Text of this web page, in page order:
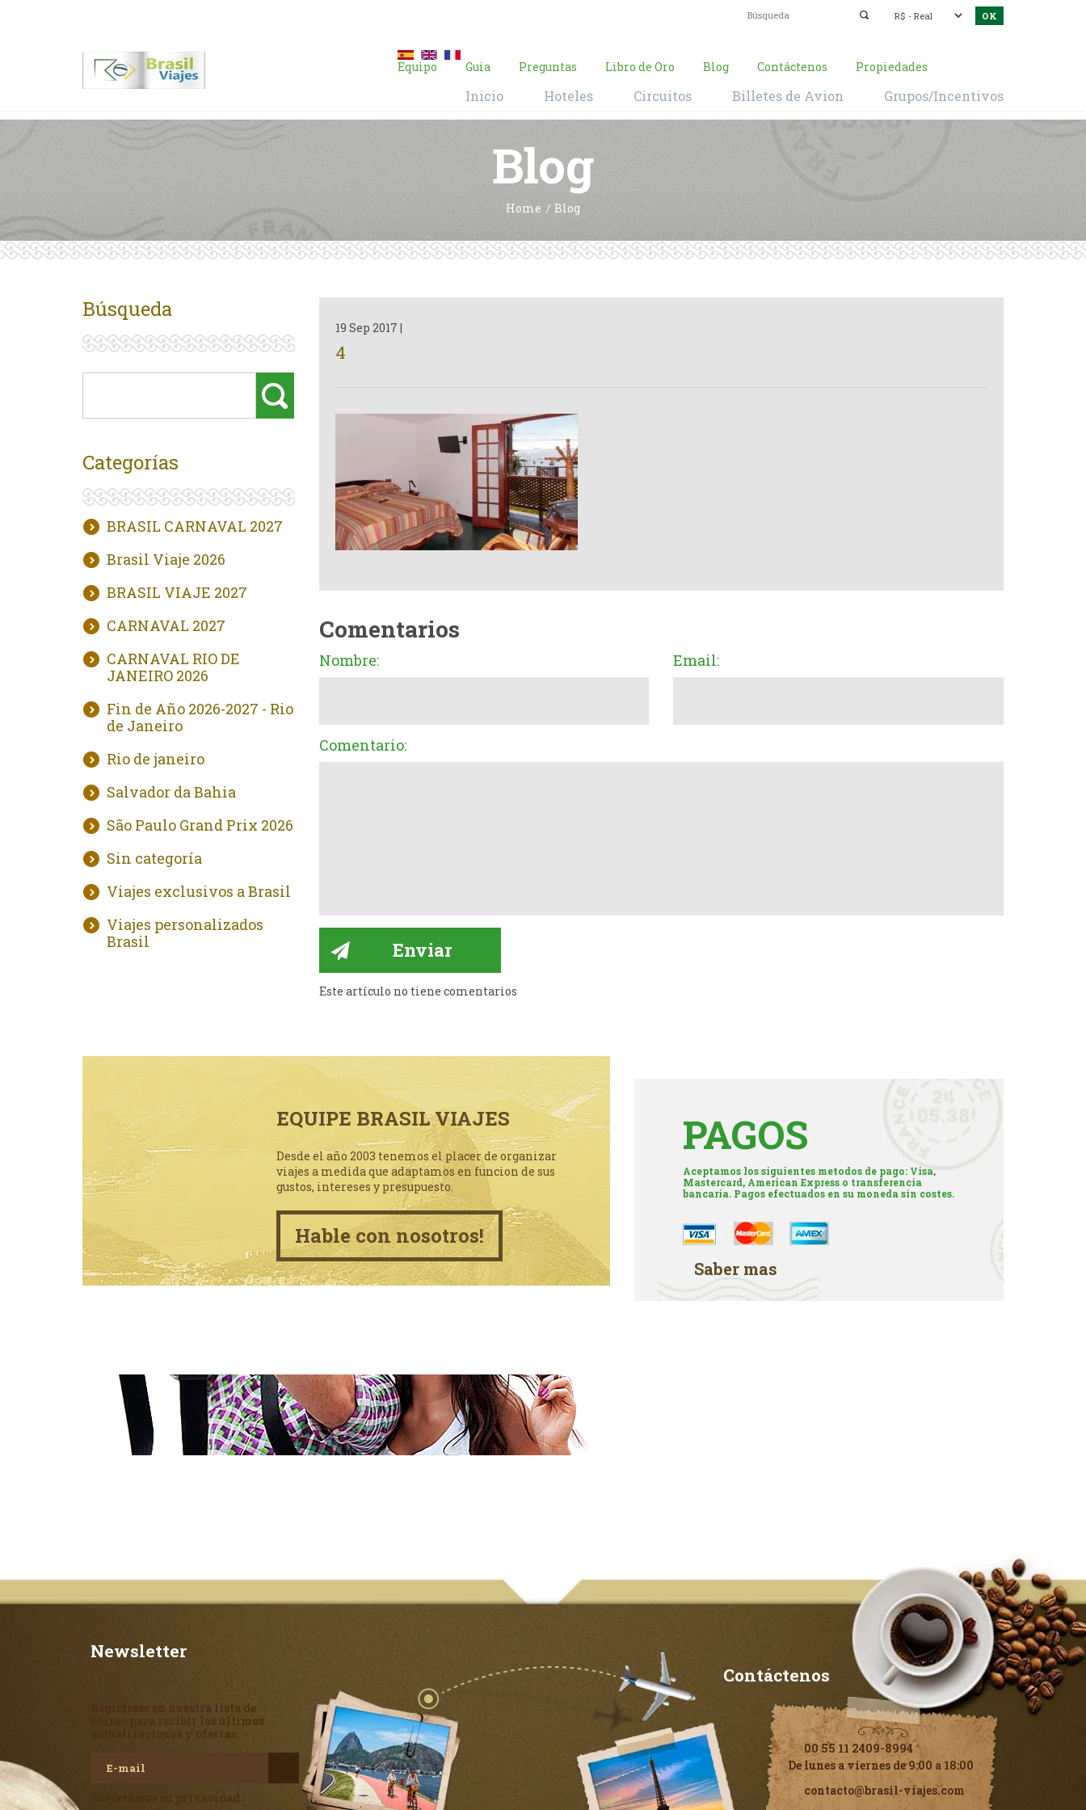
Equipo Guia Preguntas Libro de Oro Blog Contáctenos Propiedades
Inicio Hoteles Circuitos Billetes de Avion Grupos/Incentivos
Blog
Home Blog
Búsqueda
Categorías
BRASIL CARNAVAL 2027
Brasil Viaje 2026
BRASIL VIAJE 2027
CARNAVAL 2027
CARNAVAL RIO DE
JANEIRO 2026
Fin de Año 2026-2027 - Rio
de Janeiro
Rio de janeiro
Salvador da Bahia
São Paulo Grand Prix 2026
Sin categoría
Viajes exclusivos a Brasil
Viajes personalizados
Brasil
19 Sep 2017 |
4
Comentarios
Nombre: Email:
Comentario:
Este artículo no tiene comentarios
EQUIPE BRASIL VIAJES
Desde el año 2003 tenemos el placer de organizar
viajes a medida que adaptamos en funcion de sus
gustos, intereses y presupuesto.
Hable con nosotros!
PAGOS
Aceptamos los siguientes metodos de pago: Visa,
Mastercard, American Express o transferencia
bancaria. Pagos efectuados en su moneda sin costes.
Saber mas
Newsletter
Regístrese en nuestra lista de
correo para recibir las últimas
actualizaciones y ofertas.
Respetamos su privacidad.
Contáctenos
00 55 11 2409-8994
De lunes a viernes de 9:00 a 18:00
contacto@brasil-viajes.com